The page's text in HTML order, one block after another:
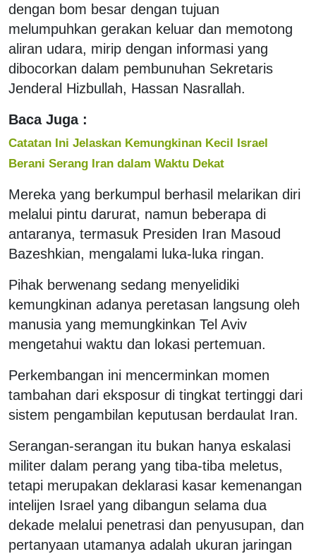
dengan bom besar dengan tujuan
melumpuhkan gerakan keluar dan memotong
aliran udara, mirip dengan informasi yang
dibocorkan dalam pembunuhan Sekretaris
Jenderal Hizbullah, Hassan Nasrallah.
Baca Juga :
Catatan Ini Jelaskan Kemungkinan Kecil Israel
Berani Serang Iran dalam Waktu Dekat
Mereka yang berkumpul berhasil melarikan diri
melalui pintu darurat, namun beberapa di
antaranya, termasuk Presiden Iran Masoud
Bazeshkian, mengalami luka-luka ringan.
Pihak berwenang sedang menyelidiki
kemungkinan adanya peretasan langsung oleh
manusia yang memungkinkan Tel Aviv
mengetahui waktu dan lokasi pertemuan.
Perkembangan ini mencerminkan momen
tambahan dari eksposur di tingkat tertinggi dari
sistem pengambilan keputusan berdaulat Iran.
Serangan-serangan itu bukan hanya eskalasi
militer dalam perang yang tiba-tiba meletus,
tetapi merupakan deklarasi kasar kemenangan
intelijen Israel yang dibangun selama dua
dekade melalui penetrasi dan penyusupan, dan
pertanyaan utamanya adalah ukuran jaringan